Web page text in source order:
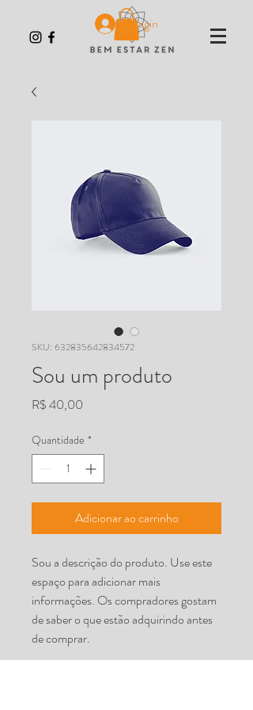
Login
SKU: 632835642834572
Sou um produto
R$ 40,00
Quantidade *
Adicionar ao carrinho
Sou a descrição do produto. Use este
espaço para adicionar mais
informações. Os compradores gostam
de saber o que estão adquirindo antes
de comprar.